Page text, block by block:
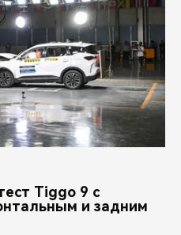
Tiggo 9 с
и задним